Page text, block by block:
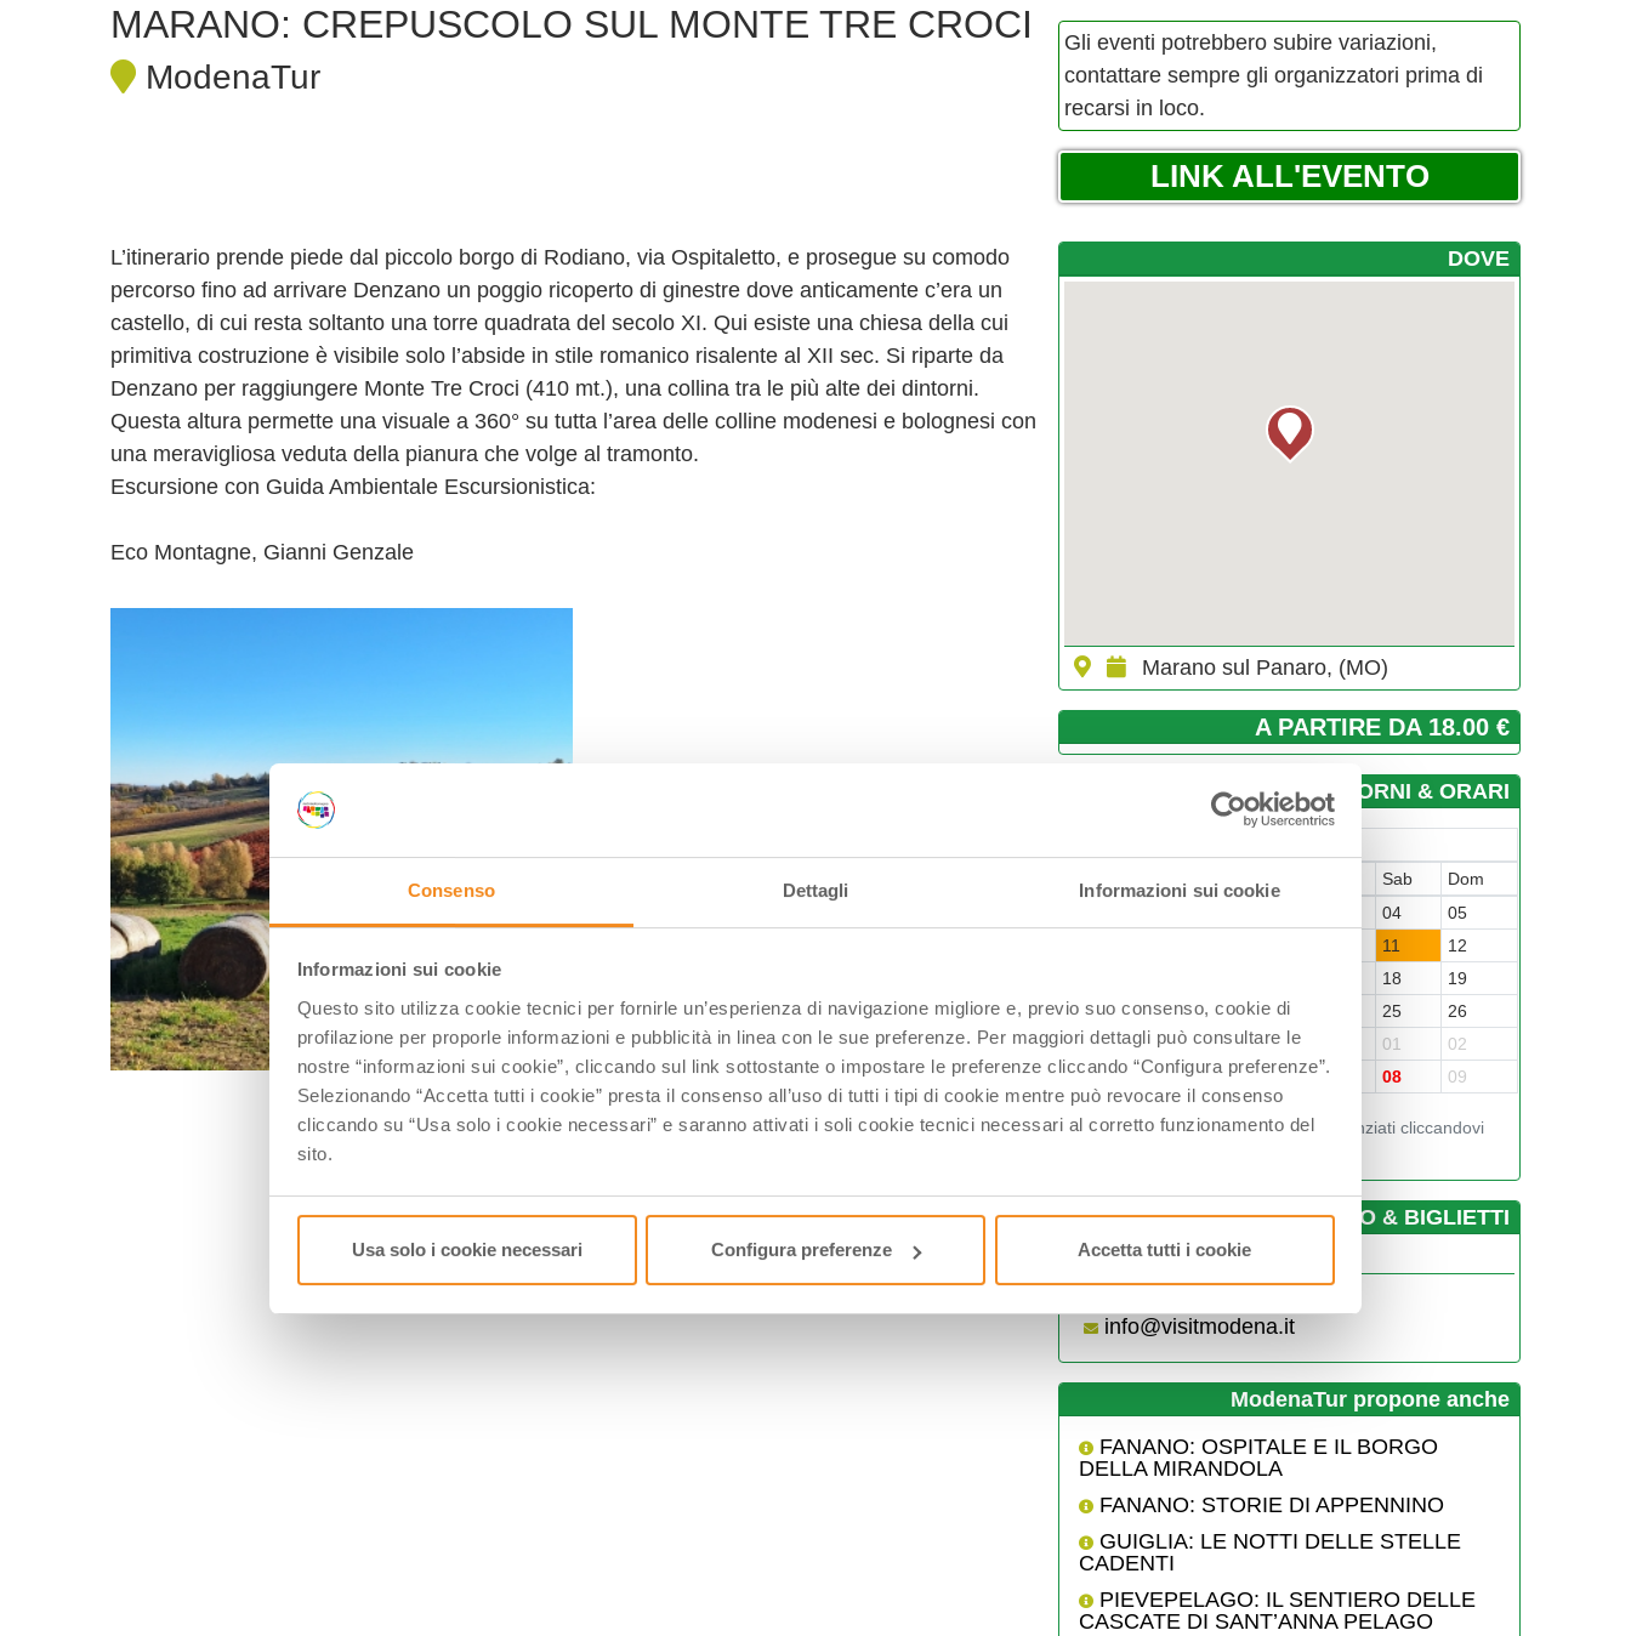
Consenso Dettagli Informazioni sui cookie
Informazioni sui cookie
Questo sito utilizza cookie tecnici per fornirle un’esperienza di navigazione migliore e, previo suo consenso, cookie di
profilazione per proporle informazioni e pubblicità in linea con le sue preferenze. Per maggiori dettagli può consultare le
nostre “informazioni sui cookie”, cliccando sul link sottostante o impostare le preferenze cliccando “Configura preferenze”.
Selezionando “Accetta tutti i cookie” presta il consenso all’uso di tutti i tipi di cookie mentre può revocare il consenso
cliccando su “Usa solo i cookie necessari” e saranno attivati i soli cookie tecnici necessari al corretto funzionamento del
sito.
Usa solo i cookie necessari Configura preferenze Accetta tutti i cookie
MARANO: CREPUSCOLO SUL MONTE TRE CROCI
ModenaTur
Gli eventi potrebbero subire variazioni,
contattare sempre gli organizzatori prima di
recarsi in loco.
LINK ALL'EVENTO
L’itinerario prende piede dal piccolo borgo di Rodiano, via Ospitaletto, e prosegue su comodo
percorso fino ad arrivare Denzano un poggio ricoperto di ginestre dove anticamente c’era un
castello, di cui resta soltanto una torre quadrata del secolo XI. Qui esiste una chiesa della cui
primitiva costruzione è visibile solo l’abside in stile romanico risalente al XII sec. Si riparte da
Denzano per raggiungere Monte Tre Croci (410 mt.), una collina tra le più alte dei dintorni.
Questa altura permette una visuale a 360° su tutta l’area delle colline modenesi e bolognesi con
una meravigliosa veduta della pianura che volge al tramonto.
Escursione con Guida Ambientale Escursionistica:
Eco Montagne, Gianni Genzale
DOVE
Marano sul Panaro, (MO)
A PARTIRE DA 18.00 €
GIORNI & ORARI
Sab
Dom
04
05
11
12
18
19
20
21 22 23 25
26
27
28 29 30 01
02
03
04 05 06 07 08 09
Visualizza gli orari nei giorni evidenziati cliccandovi
­INFO & BIGLIETTI
Ufficio Turistico di Modena
info@visitmodena.it
ModenaTur propone anche
FANANO: OSPITALE E IL BORGO
DELLA MIRANDOLA
FANANO: STORIE DI APPENNINO
GUIGLIA: LE NOTTI DELLE STELLE
CADENTI
PIEVEPELAGO: IL SENTIERO DELLE
CASCATE DI SANT’ANNA PELAGO